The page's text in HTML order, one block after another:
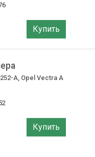
Купить
A, Opel Vectra A
Купить